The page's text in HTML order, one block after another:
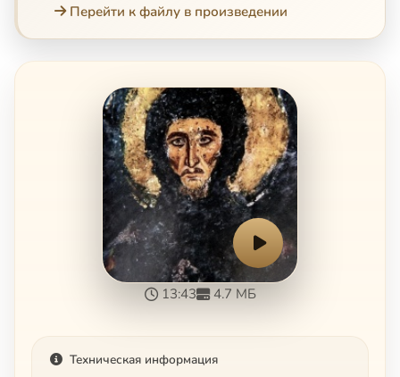
Перейти к файлу в произведении
13:43 4.7 МБ
Техническая информация